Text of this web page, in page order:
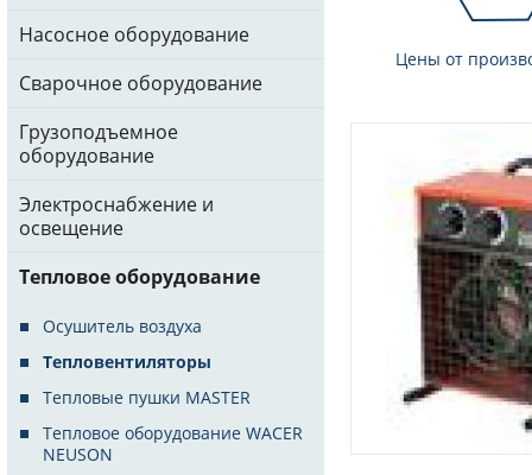
Насосное оборудование
Сварочное оборудование
Грузоподъемное
оборудование
Электроснабжение и
освещение
Тепловое оборудование
Осушитель воздуха
Тепловентиляторы
Тепловые пушки MASTER
Тепловое оборудование WACER
NEUSON
Цены от